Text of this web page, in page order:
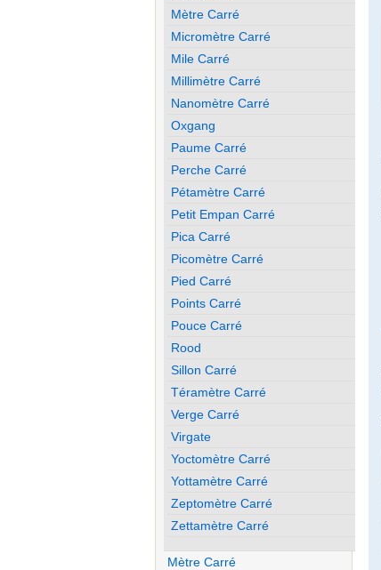
Mètre Carré
Micromètre Carré
Mile Carré
Millimètre Carré
Nanomètre Carré
Oxgang
Paume Carré
Perche Carré
Pétamètre Carré
Petit Empan Carré
Pica Carré
Picomètre Carré
Pied Carré
Points Carré
Pouce Carré
Rood
Sillon Carré
Téramètre Carré
Verge Carré
Virgate
Yoctomètre Carré
Yottamètre Carré
Zeptomètre Carré
Zettamètre Carré
Mètre Carré